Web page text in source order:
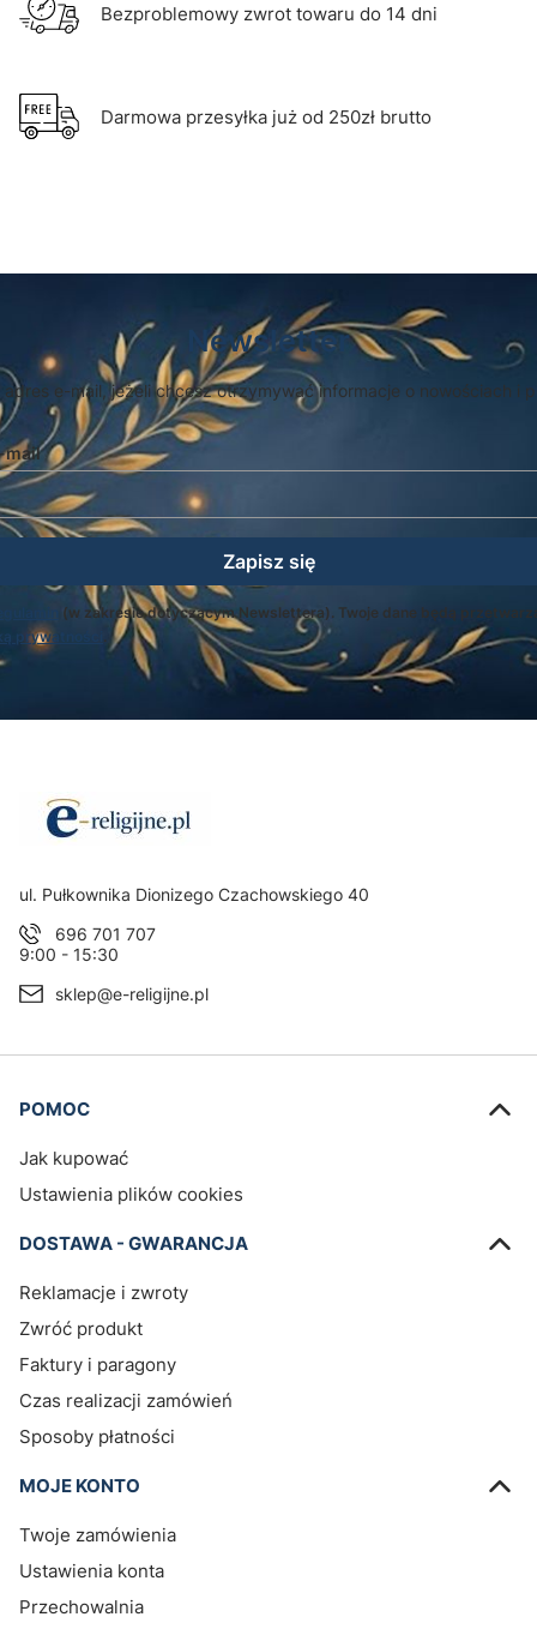
Bezproblemowy zwrot towaru do 14 dni
Darmowa przesyłka już od 250zł brutto
Newsletter
adres e-mail, jeżeli chcesz otrzymywać informacje o nowościach i
mail
Zapisz się
(w zakresie dotyczącym Newslettera). Twoje dane będą
prywatności .
Adres:
ul. Pułkownika Dionizego Czachowskiego 40
696 701 707
9:00 - 15:30
sklep@e-religijne.pl
Linki w stopce
POMOC
Jak kupować
Ustawienia plików cookies
DOSTAWA - GWARANCJA
Reklamacje i zwroty
Zwróć produkt
Faktury i paragony
Czas realizacji zamówień
Sposoby płatności
MOJE KONTO
Twoje zamówienia
Ustawienia konta
Przechowalnia